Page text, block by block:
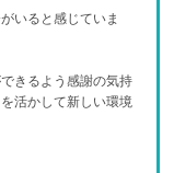
いると感じていま
きるよう感謝の気持
活かして新しい環境